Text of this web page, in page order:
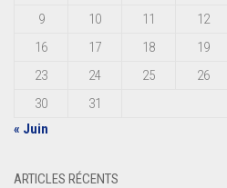
9
10 11 12
16
17 18 19
23
24 25 26
30
31
« Juin
ARTICLES RÉCENTS